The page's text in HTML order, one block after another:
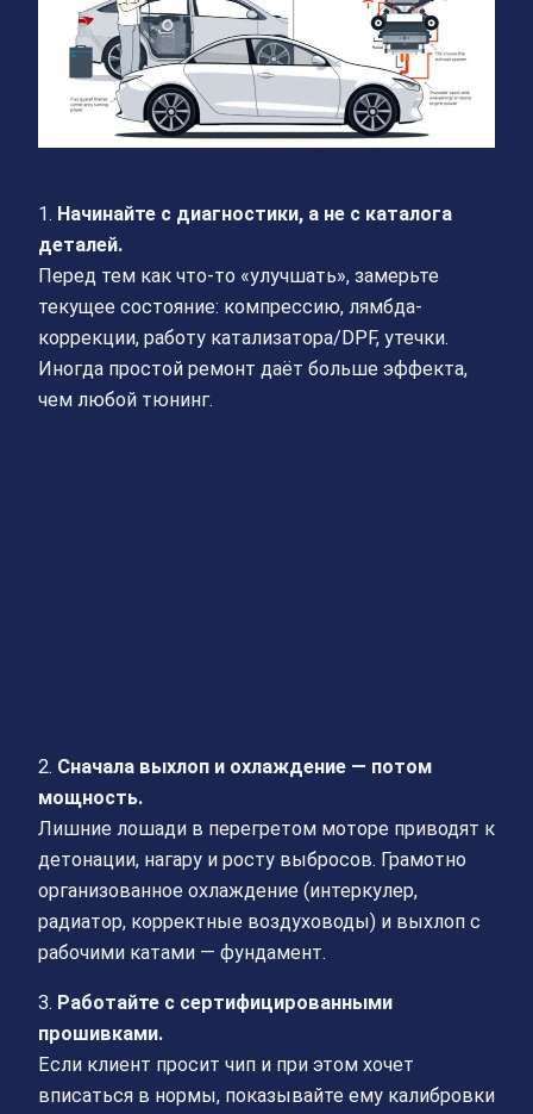
1. Начинайте с диагностики, а не с каталога
деталей.
Перед тем как что-то «улучшать», замерьте
текущее состояние: компрессию, лямбда-
коррекции, работу катализатора/DPF, утечки.
Иногда простой ремонт даёт больше эффекта,
чем любой тюнинг.
2. Сначала выхлоп и охлаждение — потом
мощность.
Лишние лошади в перегретом моторе приводят к
детонации, нагару и росту выбросов. Грамотно
организованное охлаждение (интеркулер,
радиатор, корректные воздуховоды) и выхлоп с
рабочими катами — фундамент.
3. Работайте с сертифицированными
прошивками.
Если клиент просит чип и при этом хочет
вписаться в нормы, показывайте ему калибровки